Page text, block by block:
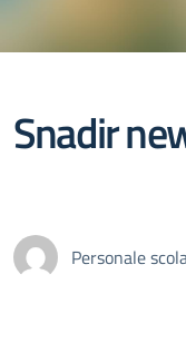
Snadir
Personale